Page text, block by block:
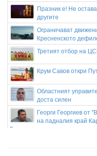
Празник е! Не
другите
Ограничават
Кресненското
Третият отбор на
Крум Савов откри
Областният
доста силен
Георги Георгиев от
на падналия край
България ще понесе